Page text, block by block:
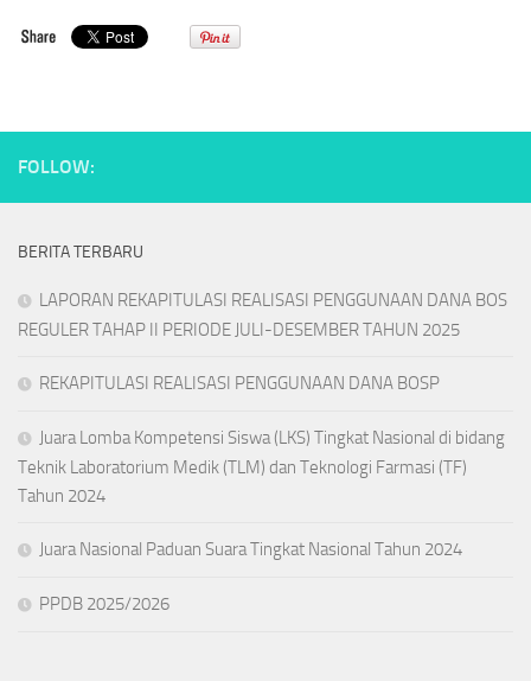
FOLLOW:
BERITA TERBARU
LAPORAN REKAPITULASI REALISASI PENGGUNAAN DANA BOS
REGULER TAHAP II PERIODE JULI-DESEMBER TAHUN 2025
REKAPITULASI REALISASI PENGGUNAAN DANA BOSP
Juara Lomba Kompetensi Siswa (LKS) Tingkat Nasional di bidang
Teknik Laboratorium Medik (TLM) dan Teknologi Farmasi (TF)
Tahun 2024
Juara Nasional Paduan Suara Tingkat Nasional Tahun 2024
PPDB 2025/2026